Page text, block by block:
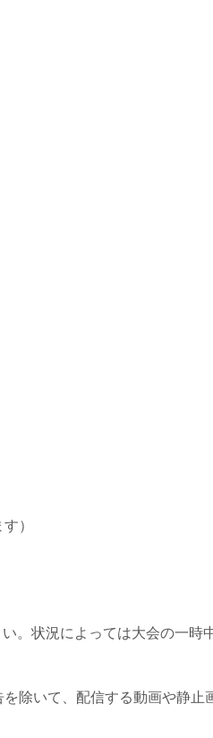
）
状況によっては大会の一時
除いて、配信する動画や静止